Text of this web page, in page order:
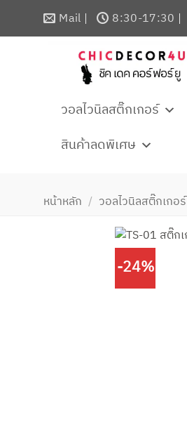
Mail 8:30-17:30
วอลไวนิลสติ๊กเกอร์
สินค้าลดพิเศษ
หน้าหลัก / วอลไวนิลสติ๊กเกอร์
-24%